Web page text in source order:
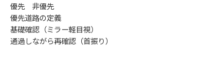
優先 非優先
優先道路の定義
基礎確認（ミラー軽目視）
通過しながら再確認（首振り）